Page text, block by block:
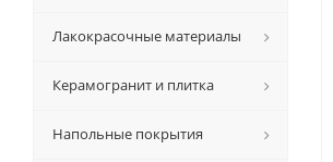
Лакокрасочные материалы
Керамогранит и плитка
Напольные покрытия